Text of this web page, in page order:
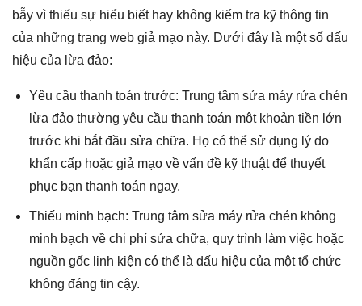
bẫy vì thiếu sự hiểu biết hay không kiểm tra kỹ thông tin
của những trang web giả mạo này. Dưới đây là một số dấu
hiệu của lừa đảo:
Yêu cầu thanh toán trước: Trung tâm sửa máy rửa chén
lừa đảo thường yêu cầu thanh toán một khoản tiền lớn
trước khi bắt đầu sửa chữa. Họ có thể sử dụng lý do
khẩn cấp hoặc giả mạo về vấn đề kỹ thuật để thuyết
phục bạn thanh toán ngay.
Thiếu minh bạch: Trung tâm sửa máy rửa chén không
minh bạch về chi phí sửa chữa, quy trình làm việc hoặc
nguồn gốc linh kiện có thể là dấu hiệu của một tổ chức
không đáng tin cậy.